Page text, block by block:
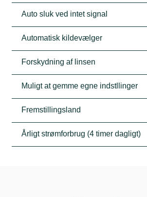
Auto sluk ved intet signal
Automatisk kildevælger
Forskydning af linsen
Muligt at gemme egne indstllinger
Fremstillingsland
Årligt strømforbrug (4 timer dagligt)